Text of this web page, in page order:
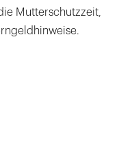
Mutterschutzzeit,